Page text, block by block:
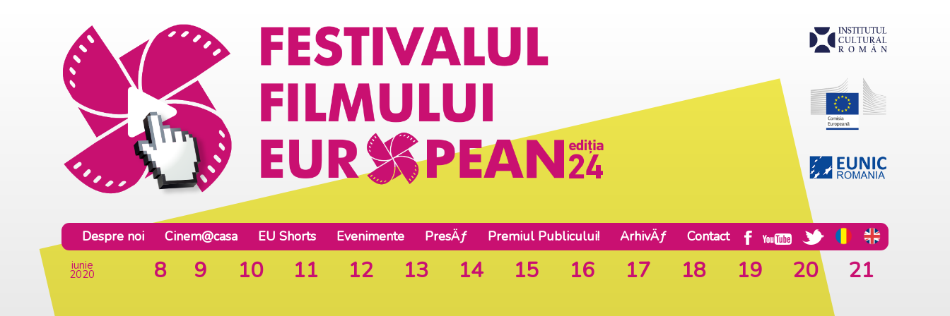
Despre noi Cinem@casa EU Shorts Evenimente PresÄƒ Premiul Publicului! ArhivÄƒ Contact
iunie
2020 8 9 10 11 12 13 14 15 16 17 18 19 20 21